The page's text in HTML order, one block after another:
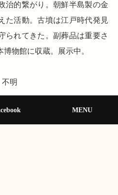
治的繋がり。朝鮮半島製の金
た活動。古墳は江戸時代発見
られてきた。副葬品は重要さ
物館に収蔵。展示中。
不明
MENU